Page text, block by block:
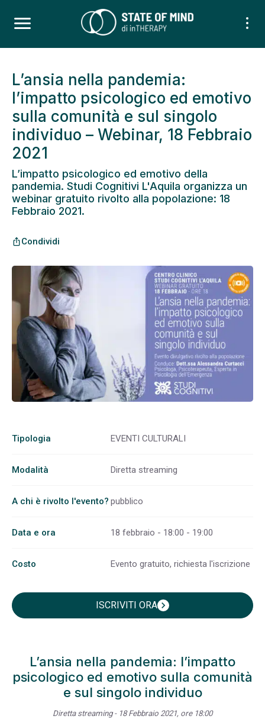
L’ansia nella pandemia:
l’impatto psicologico ed emotivo
sulla comunità e sul singolo
individuo – Webinar, 18 Febbraio
2021
L’impatto psicologico ed emotivo della
pandemia. Studi Cognitivi L'Aquila organizza un
webinar gratuito rivolto alla popolazione: 18
Febbraio 2021.
ios_shareCondividi
Tipologia EVENTI CULTURALI
Modalità Diretta streaming
A chi è rivolto l'evento? pubblico
Data e ora 18 febbraio - 18:00 - 19:00
Costo Evento gratuito, richiesta l'iscrizione
ISCRIVITI ORAchevron_right
L’ansia nella pandemia: l’impatto
psicologico ed emotivo sulla comunità
e sul singolo individuo
Diretta streaming - 18 Febbraio 2021, ore 18:00